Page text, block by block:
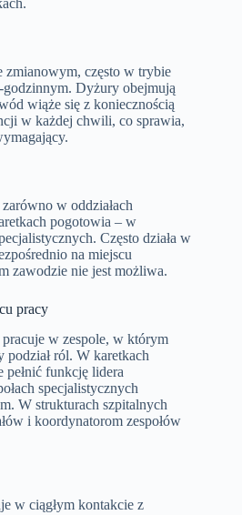
zmianowym, często w trybie
godzinnym. Dyżury obejmują
wiąże się z koniecznością
w każdej chwili, co sprawia,
w oddziałach
pogotowia – w
Często działa w
na miejscu
zawodzie nie jest możliwa.
pracy
w zespole, w którym
podział ról. W karetkach
pełnić funkcję lidera
specjalistycznych
W strukturach szpitalnych
i koordynatorom zespołów
w ciągłym kontakcie z